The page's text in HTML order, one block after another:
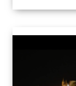
spôsoby, ako